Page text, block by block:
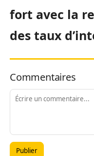
fort avec la
des taux
Commentaires
Publier